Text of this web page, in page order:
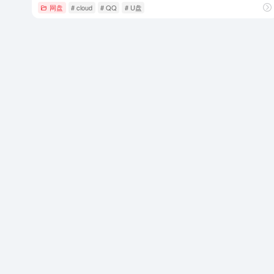
网盘 # cloud # QQ # U盘